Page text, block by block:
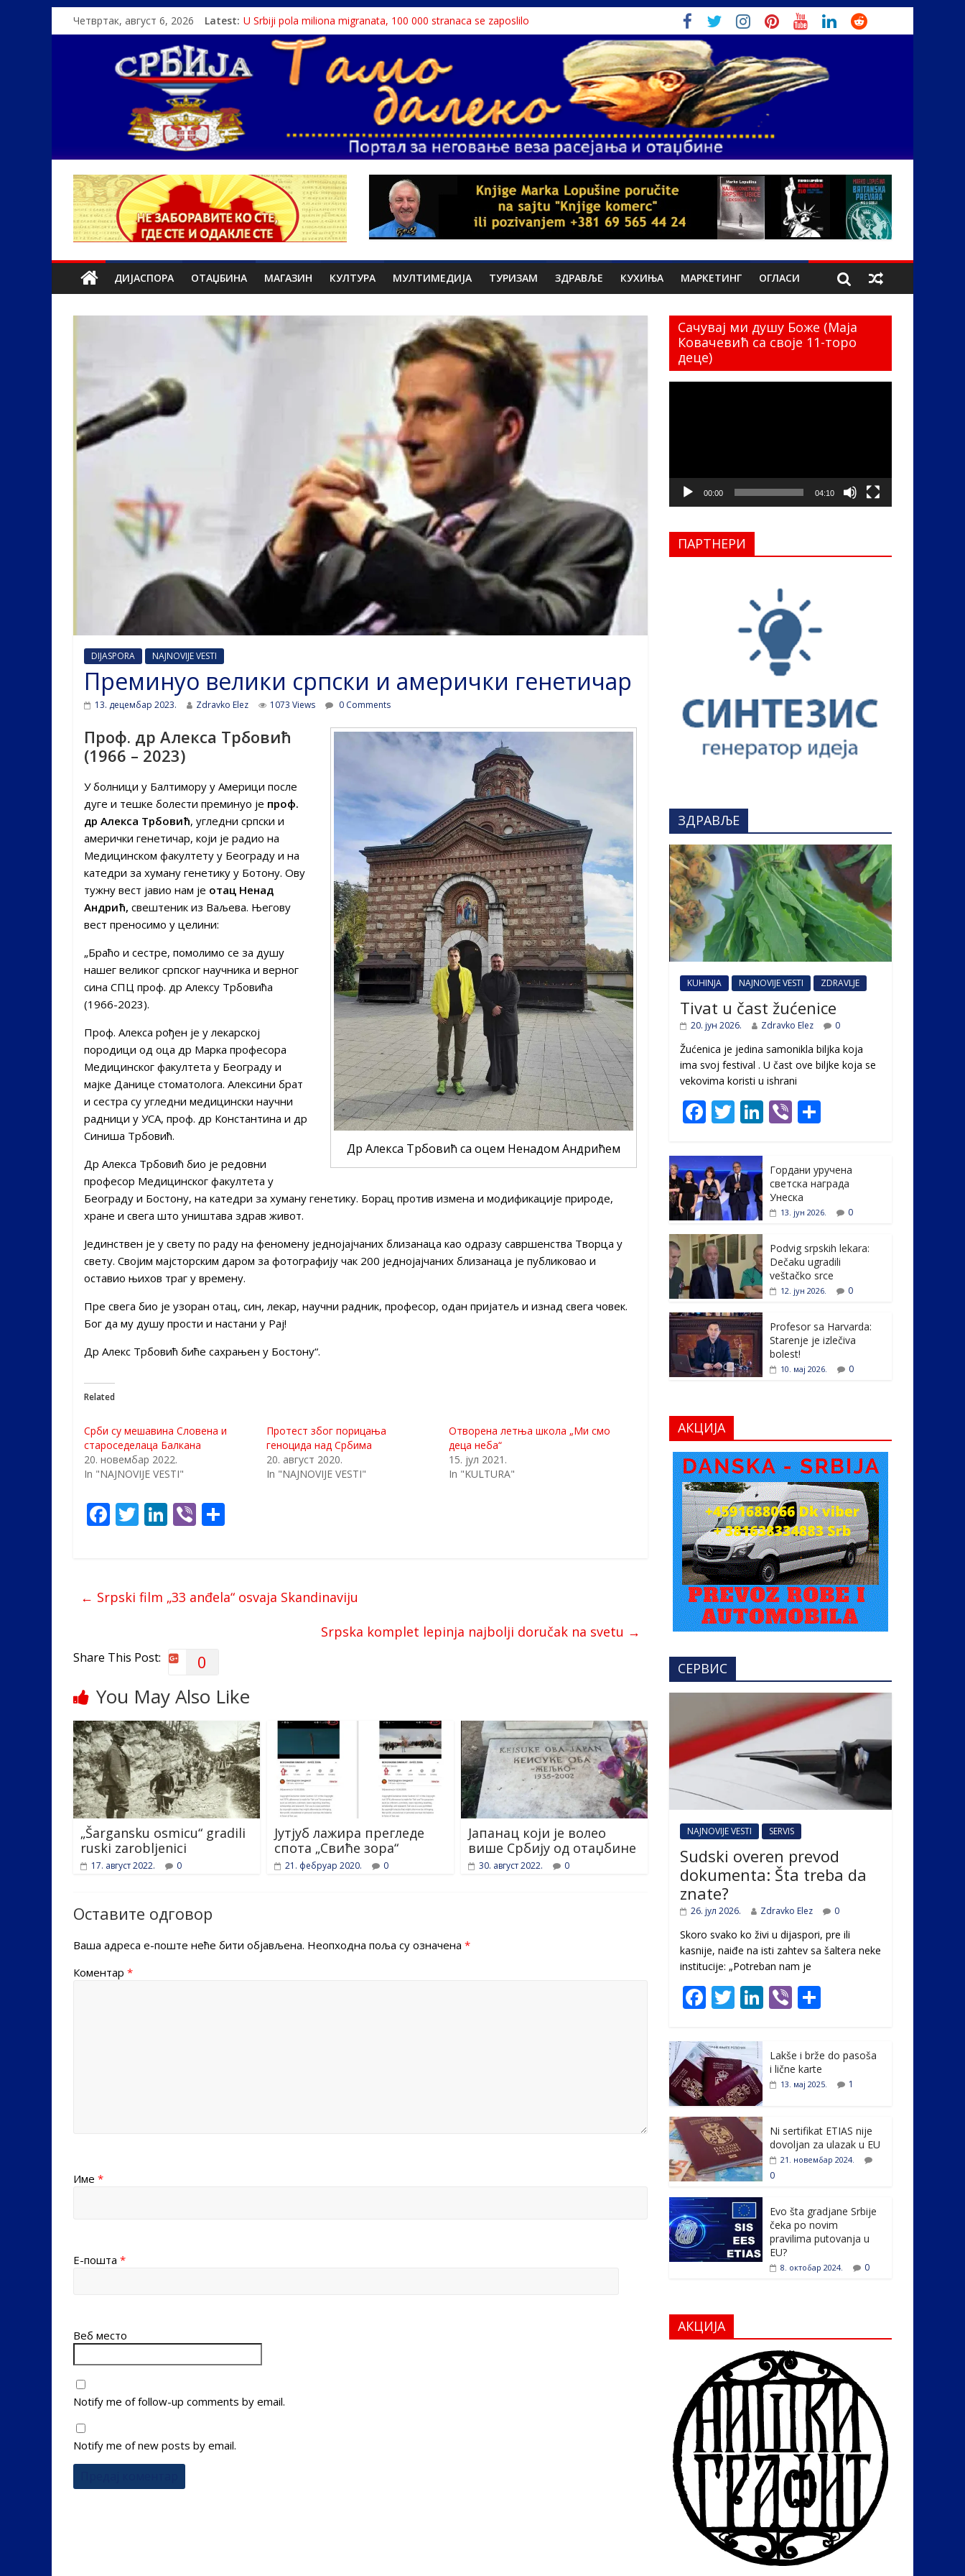
Четвртак, август 6, 2026 Latest: U Srbiji pola miliona migranata, 100 000 stranaca se zaposlilo
Како је „Господар књига“ проглашен народним непријатељем
Čije je pravo na istinu o Nikoli Tesli?
Srbin zaspao na Dunavu, reka ga odnela u Rumuniju
Politika i seks glavne teme srpskih medija
ДИЈАСПОРА ОТАЏБИНА МАГАЗИН КУЛТУРА МУЛТИМЕДИЈА ТУРИЗАМ ЗДРАВЉЕ КУХИЊА МАРКЕТИНГ ОГЛАСИ
DIJASPORA NAJNOVIJE VESTI
Преминуо велики српски и амерички генетичар
13. децембар 2023. Zdravko Elez 1073 Views 0 Comments
Др Алекса Трбовић са оцем Ненадом Андрићем
Проф. др Алекса Трбовић
(1966 – 2023)
У болници у Балтимору у Америци после
дуге и тешке болести преминуо је проф.
др Алекса Трбовић, угледни српски и
амерички генетичар, који је радио на
Медицинском факултету у Београду и на
катедри за хуману генетику у Ботону. Ову
тужну вест јавио нам је отац Ненад
Андрић, свештеник из Ваљева. Његову
вест преносимо у целини:
„Браћо и сестре, помолимо се за душу
нашег великог српског научника и верног
сина СПЦ проф. др Алексу Трбовића
(1966-2023).
Проф. Алекса рођен је у лекарској
породици од оца др Марка професора
Медицинског факултета у Београду и
мајке Данице стоматолога. Алексини брат
и сестра су угледни медицински научни
радници у УСА, проф. др Константина и др
Синиша Трбовић.
Др Алекса Трбовић био је редовни
професор Медицинског факултета у
Београду и Бостону, на катедри за хуману генетику. Борац против измена и модификације природе,
хране и свега што уништава здрав живот.
Јединствен је у свету по раду на феномену једнојајчаних близанаца као одразу савршенства Творца у
свету. Својим мајсторским даром за фотографију чак 200 једнојајчаних близанаца је публиковао и
оставио њихов траг у времену.
Пре свега био је узоран отац, син, лекар, научни радник, професор, одан пријатељ и изнад свега човек.
Бог да му душу прости и настани у Рај!
Др Алекс Трбовић биће сахрањен у Бостону“.
Related
Срби су мешавина Словена и
староседелаца Балкана
20. новембар 2022.
In "NAJNOVIJE VESTI"
Протест због порицања
геноцида над Србима
20. август 2020.
In "NAJNOVIJE VESTI"
Отворена летња школа „Ми смо
деца неба“
15. јул 2021.
In "KULTURA"
F
ac
o
k
T
w
Li
n
dI
Vi
b
← Srpski film „33 anđela“ osvaja Skandinaviju
Srpska komplet lepinja najbolji doručak na svetu →
Share This Post: 0
You May Also Like
„Šargansku osmicu“ gradili
ruski zarobljenici
17. август 2022. 0
Јутјуб лажира прегледе
спота „Свиће зора“
21. фебруар 2020. 0
Јапанац који је волео
више Србију од отаџбине
30. август 2022. 0
Оставите одговор
Ваша адреса е-поште неће бити објављена. Неопходна поља су означена *
Коментар *
Име *
Е-пошта *
Веб место
Notify me of follow-up comments by email.
Notify me of new posts by email.
Сачувај ми душу Боже (Маја
Ковачевић са своје 11-торо
деце)
00:00 04:10
ПАРТНЕРИ
ЗДРАВЉЕ
KUHINJA NAJNOVIJE VESTI ZDRAVLJE
Tivat u čast žućenice
20. јун 2026. Zdravko Elez 0
Žućenica je jedina samonikla biljka koja
ima svoj festival . U čast ovе biljke koja se
vekovima koristi u ishrani
F
e
b
o
o
k
T
itt
er
Li
e
dI
n
Vi
e
Гордани уручена
светска награда
Унеска
13. јун 2026. 0
Podvig srpskih lekara:
Dečaku ugradili
veštačko srce
12. јун 2026. 0
Profesor sa Harvarda:
Starenje je izlečiva
bolest!
10. мај 2026. 0
АКЦИЈА
СЕРВИС
NAJNOVIJE VESTI SERVIS
Sudski overen prevod
dokumenta: Šta treba da
znate?
26. јул 2026. Zdravko Elez 0
Skoro svako ko živi u dijaspori, pre ili
kasnije, naiđe na isti zahtev sa šaltera neke
institucije: „Potreban nam je
F
e
b
o
o
k
T
itt
er
Li
e
dI
Vi
er ar
e
Lakše i brže do pasoša
i lične karte
13. мај 2025. 1
Ni sertifikat ETIAS nije
dovoljan za ulazak u EU
21. новембар 2024.
0
Evo šta gradjane Srbije
čeka po novim
pravilima putovanja u
EU?
8. октобар 2024. 0
АКЦИЈА